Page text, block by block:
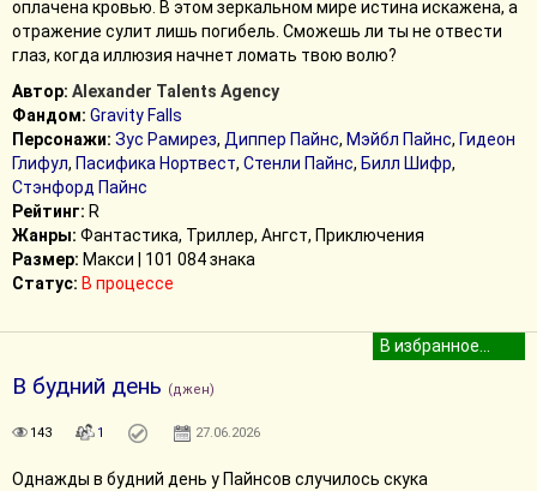
оплачена кровью. В этом зеркальном мире истина искажена, а
отражение сулит лишь погибель. Сможешь ли ты не отвести
глаз, когда иллюзия начнет ломать твою волю?
Автор: Alexander Talents Agency
Фандом: Gravity Falls
Персонажи: Зус Рамирез, Диппер Пайнс, Мэйбл Пайнс, Гидеон
Глифул, Пасифика Нортвест, Стенли Пайнс, Билл Шифр,
Стэнфорд Пайнс
Рейтинг: R
Жанры: Фантастика, Триллер, Ангст, Приключения
Размер: Макси | 101 084 знака
Статус: В процессе
В будний день (джен)
143 1 27.06.2026
Однажды в будний день у Пайнсов случилось скука